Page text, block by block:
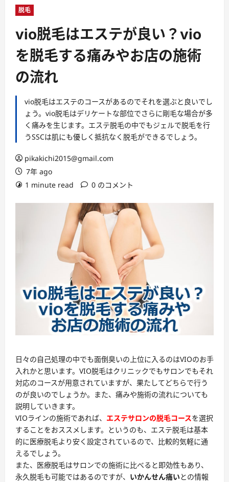
ュ
脱毛
vio脱毛はエステが良い？vio
を脱毛する痛みやお店の施術
の流れ
vio脱毛はエステのコースがあるのでそれを選ぶと良いでし
ょう。vio脱毛はデリケートな部位でさらに剛毛な場合が多
く痛みを生じます。エステ脱毛の中でもジェルで脱毛を行
うSSCは肌にも優しく抵抗なく脱毛ができるでしょう。
pikakichi2015@gmail.com
7年 ago
1 minute read
0 のコメント
日々の自己処理の中でも面倒臭いの上位に入るのはVIOのお手
入れかと思います。VIO脱毛はクリニックでもサロンでもそれ
対応のコースが用意されていますが、果たしてどちらで行う
のが良いのでしょうか。また、痛みや施術の流れについても
説明していきます。
VIOラインの施術であれば、 エステサロンの脱毛コースを選択
することをおススメします。というのも、エステ脱毛は基本
的に医療脱毛より安く設定されているので、比較的気軽に通
えるでしょう。
また、医療脱毛はサロンでの施術に比べると即効性もあり、
永久脱毛も可能ではあるのですが、 いかんせん痛い との情報